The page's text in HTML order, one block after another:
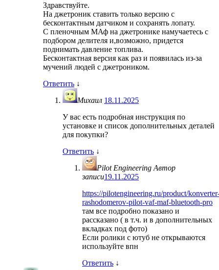
Здравствуйте.
На джетроник ставить только версию с
бесконтактным датчиком и сохранять лопату.
С пленочным МАф на джетронике намучаетесь с
подбором делителя и,возможно, придется
поднимать давление топлива.
Бесконтактная версия как раз и появилась из-за
мучений людей с джетроником.
Ответить ↓
Михаил 18.11.2025
У вас есть подробная инструкция по
установке и список дополнительных деталей
для покупки?
Ответить ↓
Pilot Engineering Автор
записи19.11.2025
https://pilotengineering.ru/product/
rashodomerov-pilot-vaf-maf-bluetooth-pro
там все подробно показано и
рассказано ( в т.ч. и в дополнительных
вкладках под фото)
Если ролики с ютуб не открываются
используйте впн
Ответить ↓